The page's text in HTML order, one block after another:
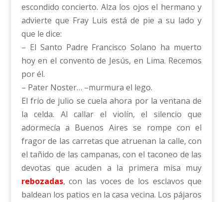
escondido concierto. Alza los ojos el hermano y
advierte que Fray Luis está de pie a su lado y
que le dice:
– El Santo Padre Francisco Solano ha muerto
hoy en el convento de Jesús, en Lima. Recemos
por él.
– Pater Noster… –murmura el lego.
El frío de julio se cuela ahora por la ventana de
la celda. Al callar el violín, el silencio que
adormecía a Buenos Aires se rompe con el
fragor de las carretas que atruenan la calle, con
el tañido de las campanas, con el taconeo de las
devotas que acuden a la primera misa muy
rebozadas, con las voces de los esclavos que
baldean los patios en la casa vecina. Los pájaros